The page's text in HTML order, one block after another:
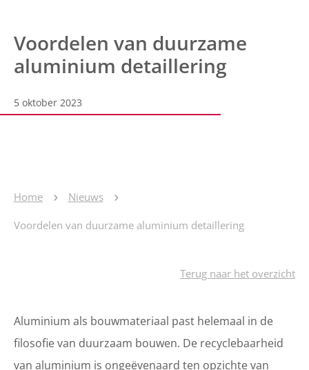
Voordelen van duurzame
aluminium detaillering
5 oktober 2023
Home Nieuws
Voordelen van duurzame aluminium detaillering
Terug naar het overzicht
Aluminium als bouwmateriaal past helemaal in de
filosofie van duurzaam bouwen. De recyclebaarheid
van aluminium is ongeëvenaard ten opzichte van